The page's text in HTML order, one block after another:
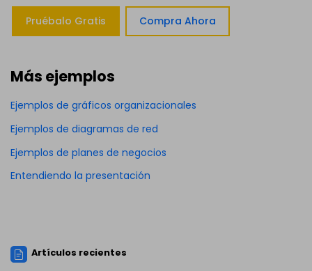
Pruébalo Gratis Compra Ahora
Más ejemplos
Ejemplos de gráficos organizacionales
Ejemplos de diagramas de red
Ejemplos de planes de negocios
Entendiendo la presentación
Artículos recientes